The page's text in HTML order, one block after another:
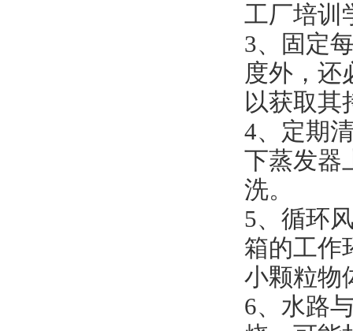
工厂培训
3、固定
度外，还
以获取其
4、定期
下蒸发器
洗。
5、循环
箱的工作
小颗粒物
6、水路